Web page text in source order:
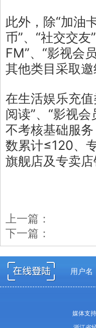
此外，除“加油
币”、“社交交友
FM”、“影视会
其他类目采取邀
在生活娱乐充值
阅读”、“影视会
不考核基础服
数累计≤120、
旗舰店及专卖
上一篇：
下一篇：
用户名
媒体支